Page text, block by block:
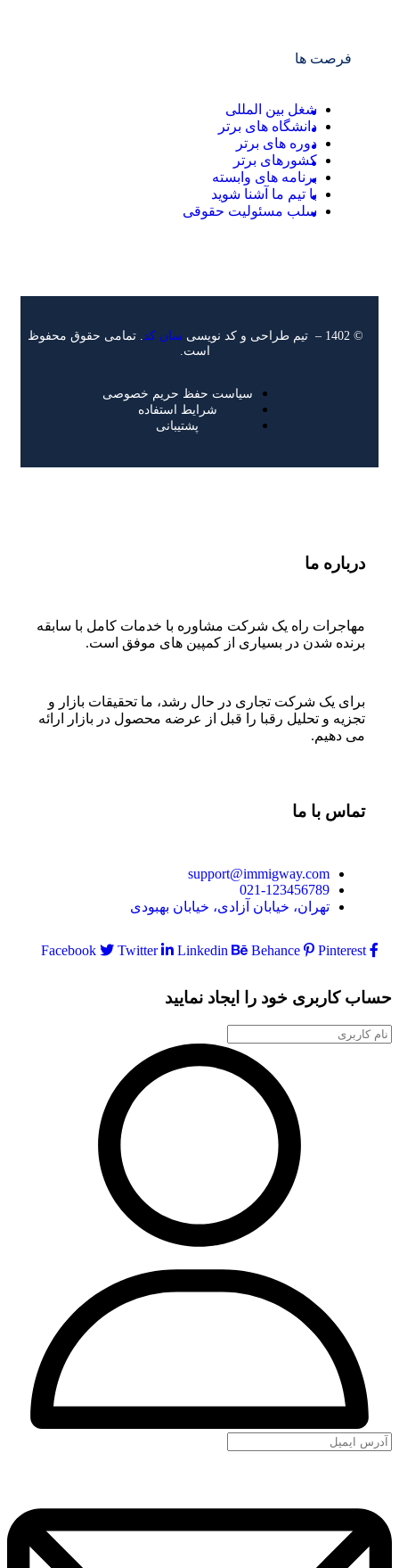
فرصت ها
شغل بین المللی
دانشگاه های برتر
دوره های برتر
کشورهای برتر
برنامه های وابسته
با تیم ما آشنا شوید
سلب مسئولیت حقوقی
© 1402 – تیم طراحی و کد نویسی سان کد. تمامی حقوق محفوظ
است.
سیاست حفظ حریم خصوصی
شرایط استفاده
پشتیبانی
درباره ما
مهاجرات راه یک شرکت مشاوره با خدمات کامل با سابقه
برنده شدن در بسیاری از کمپین های موفق است.
برای یک شرکت تجاری در حال رشد، ما تحقیقات بازار و
تجزیه و تحلیل رقبا را قبل از عرضه محصول در بازار ارائه
می دهیم.
تماس با ما
support@immigway.com
021-123456789
تهران، خیابان آزادی، خیابان بهبودی
Facebook Twitter Linkedin Behance Pinterest
کاربری خود را ایجاد نمایید